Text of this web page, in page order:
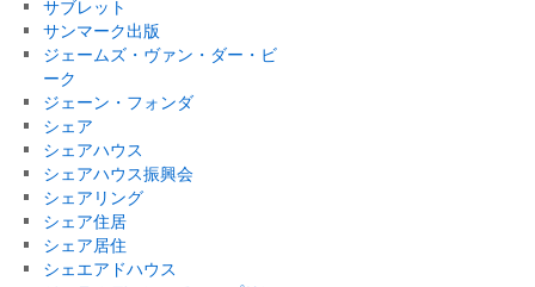
サブレット
サンマーク出版
ジェームズ・ヴァン・ダー・ビ
ーク
ジェーン・フォンダ
シェア
シェアハウス
シェアハウス振興会
シェアリング
シェア住居
シェア居住
シェエアドハウス